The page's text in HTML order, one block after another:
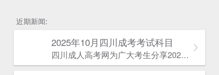
近期新闻:
2025年10月四川成考考试科目
四川成人高考网​为广大考生分享2025年10月四川成考考试科目。为广大在职人员和社会人士提供学历提升的机会。更多四川成考考试信息，欢迎在线访问四川成人高考网。